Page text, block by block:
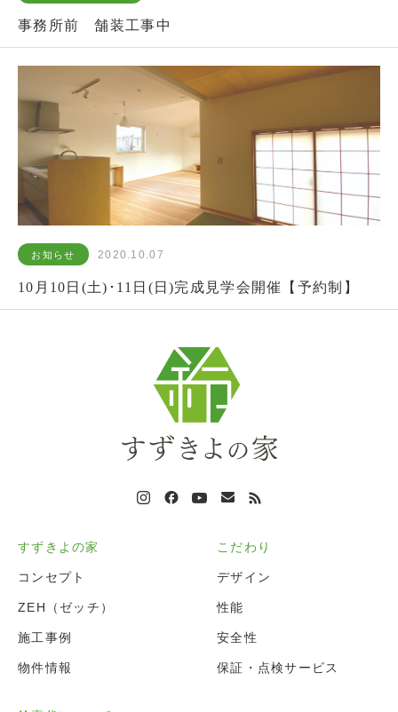
事務所前 舗装工事中
お知らせ 2020.10.07
10月10日(土)･11日(日)完成見学会開催【予約制】
すずきよの家
コンセプト
ZEH（ゼッチ）
施工事例
物件情報
こだわり
デザイン
性能
安全性
保証・点検サービス